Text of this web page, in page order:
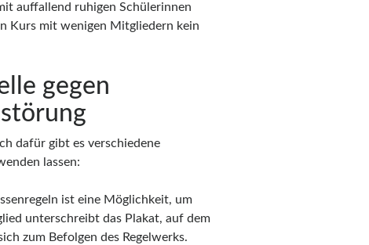
auffallend ruhigen Schülerinnen
Kurs mit wenigen Mitgliedern kein
gegen
dafür gibt es verschiedene
lassen:
ist eine Möglichkeit, um
unterschreibt das Plakat, auf dem
zum Befolgen des Regelwerks.